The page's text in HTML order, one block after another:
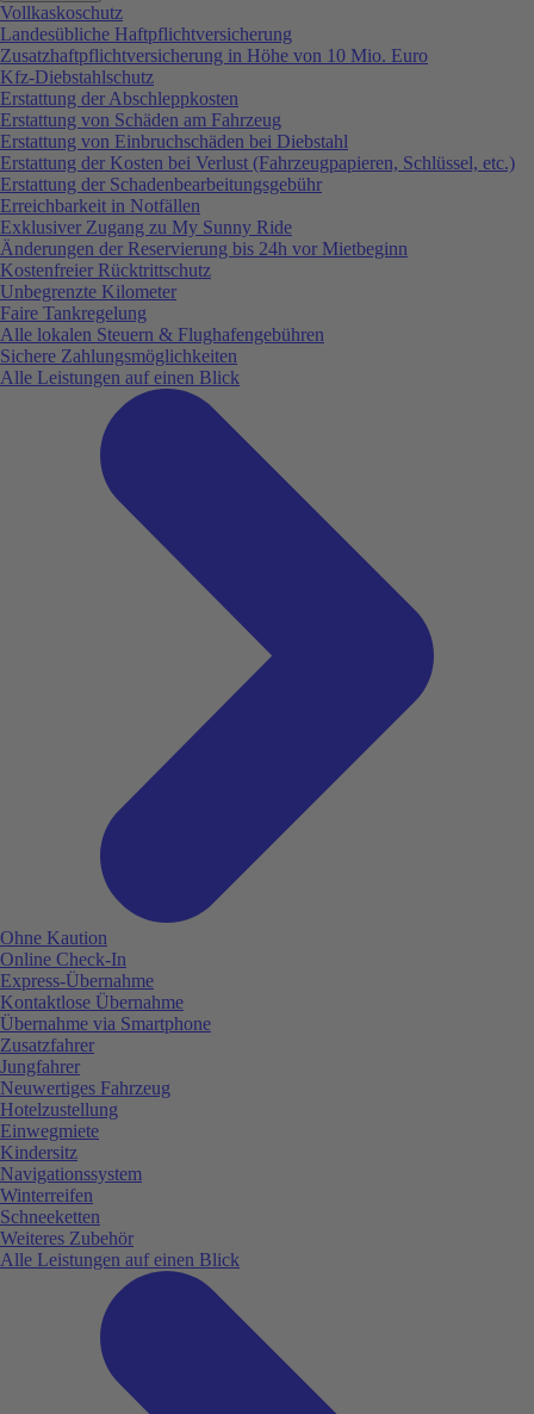
Vollkaskoschutz
Landesübliche Haftpflichtversicherung
Zusatzhaftpflichtversicherung in Höhe von 10 Mio. Euro
Kfz-Diebstahlschutz
Erstattung der Abschleppkosten
Erstattung von Schäden am Fahrzeug
Erstattung von Einbruchschäden bei Diebstahl
Erstattung der Kosten bei Verlust (Fahrzeugpapieren, Schlüssel, etc.)
Erstattung der Schadenbearbeitungsgebühr
Erreichbarkeit in Notfällen
Exklusiver Zugang zu My Sunny Ride
Änderungen der Reservierung bis 24h vor Mietbeginn
Kostenfreier Rücktrittschutz
Unbegrenzte Kilometer
Faire Tankregelung
Alle lokalen Steuern & Flughafengebühren
Sichere Zahlungsmöglichkeiten
Alle Leistungen auf einen Blick
Ohne Kaution
Online Check-In
Express-Übernahme
Kontaktlose Übernahme
Übernahme via Smartphone
Zusatzfahrer
Jungfahrer
Neuwertiges Fahrzeug
Hotelzustellung
Einwegmiete
Kindersitz
Navigationssystem
Winterreifen
Schneeketten
Weiteres Zubehör
Alle Leistungen auf einen Blick